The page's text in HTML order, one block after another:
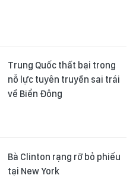
Trung Quốc thất bại trong
nỗ lực tuyên truyền sai trái
về Biển Đông
Bà Clinton rạng rỡ bỏ phiếu
tại New York